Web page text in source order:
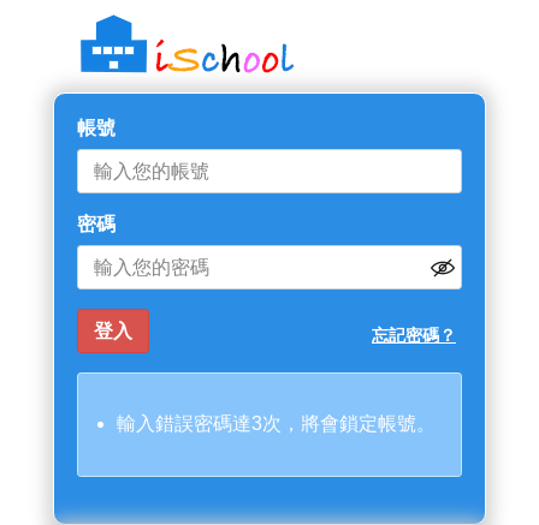
帳號
密碼
忘記密碼？
輸入錯誤密碼達3次，將會鎖定帳號。